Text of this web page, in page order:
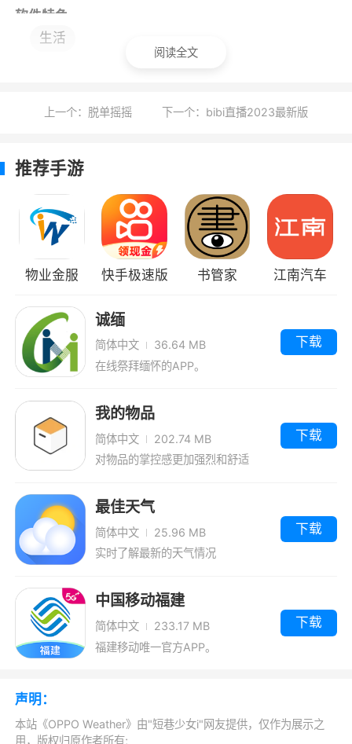
软件特色
1、全面预知：逐小时天气预报，覆盖未来7
2、贴心生活助手：涵盖多种生活指数，从
求
3、钓点查询：查找附近钓点，黑坑野钓统
统都有
4、要从列表中删除城市，请点击城市右上
角的“X”
5、允许大家搜索并添加多个城市了解改地
方的天气，所有的天气数据都会实时更新
小编评价
1、使用了OPPO天气一段时间后，深感其强
大的实用性和人性化的体验。实时天气的准确无
误让我出行无忧，而细致的生活指数则为我提供
其来的暴雨中，提前的预警让我得以及时避险。
多地点管理功能也十分贴心，让我能随时关注家
乡的天气，给远在他乡的父母传递温暖
2、OPPO Weather是OPPO手机的原装天气
预报软件，提取自OPPO手机，清爽无广告的手
机天气预报软件，大家可以在这里查询全国各地
的天气，随时可以切换城市查询该城市的天气情
况，并且支持将该城市添加到你的首页，方便下
次查看不必再搜索了，非常实用便捷的天气应用
生活
阅读全文
上一个：脱单摇摇 下一个：bibi直播2023最新版
推荐手游
物业金服 快手极速版 书管家 江南汽车
诚缅
简体中文
36.64 MB
在线祭拜缅怀的APP。
下载
我的物品
简体中文
202.74 MB
对物品的掌控感更加强烈和舒适
下载
最佳天气
简体中文
25.96 MB
实时了解最新的天气情况
下载
中国移动福建
简体中文
233.17 MB
福建移动唯一官方APP。
下载
声明：
本站《OPPO Weather》由"短巷少女i"网友提供，仅作为展示之
用，版权归原作者所有;